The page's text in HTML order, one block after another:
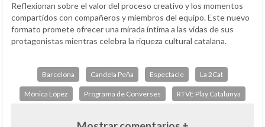
Reflexionan sobre el valor del proceso creativo y los momentos
compartidos con compañeros y miembros del equipo. Este nuevo
formato promete ofrecer una mirada íntima a las vidas de sus
protagonistas mientras celebra la riqueza cultural catalana.
Barcelona Candela Peña Espectacle La 2Cat
Mònica López Programa de Converses RTVE Play Catalunya